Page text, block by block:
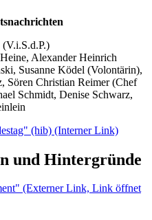
Alexander Heinrich
Susanne Ködel (Volontärin),
Sören Christian Reimer (Chef
Schmidt, Denise Schwarz,
(hib) (Interner Link)
und Hintergründe
(Externer Link, Link öffnet